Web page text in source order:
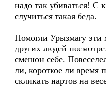
надо так убиваться! С
случиться такая беда.
Помогли Урызмагу эти
других людей
смешон себе.
ли, короткое ли время
скликать нартов на